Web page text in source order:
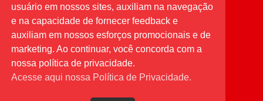
PESQUISAR
Buscar
por:
usuário em nossos sites, auxiliam na navegação
e na capacidade de fornecer feedback e
auxiliam em nossos esforços promocionais e de
marketing. Ao continuar, você concorda com a
nossa política de privacidade.
Acesse aqui nossa Política de Privacidade.